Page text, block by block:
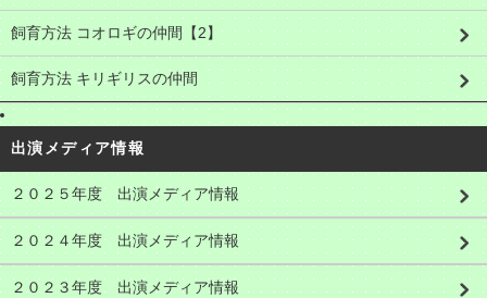
飼育方法 コオロギの仲間【2】
飼育方法 キリギリスの仲間
出演メディア情報
２０２５年度 出演メディア情報
２０２４年度 出演メディア情報
２０２３年度 出演メディア情報